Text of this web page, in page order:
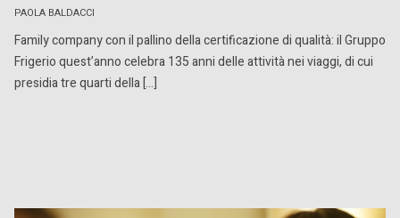
PAOLA BALDACCI
Family company con il pallino della certificazione di qualità: il Gruppo
Frigerio quest’anno celebra 135 anni delle attività nei viaggi, di cui
presidia tre quarti della […]